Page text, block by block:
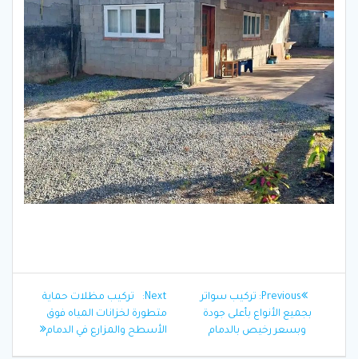
تصفّح
المقالات
Previous:
Previous
post:
تركيب سواتر
بجميع الأنواع بأعلى جودة
وبسعر رخيص بالدمام
Next:
Next
post:
تركيب مظلات حماية
متطورة لخزانات المياه فوق
الأسطح والمزارع في الدمام